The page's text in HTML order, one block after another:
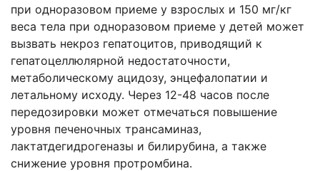
при одноразовом приеме у взрослых и 150 мг/кг
веса тела при одноразовом приеме у детей может
вызвать некроз гепатоцитов, приводящий к
гепатоцеллюлярной недостаточности,
метаболическому ацидозу, энцефалопатии и
летальному исходу. Через 12-48 часов после
передозировки может отмечаться повышение
уровня печеночных трансаминаз,
лактатдегидрогеназы и билирубина, а также
снижение уровня протромбина.